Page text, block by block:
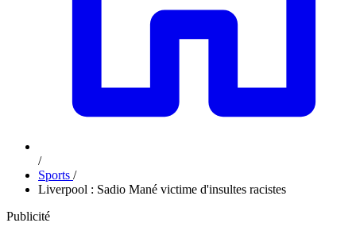
/
Sports /
Liverpool : Sadio Mané victime d'insultes racistes
Publicité